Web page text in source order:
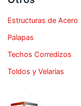
Estructuras de Acero
Palapas
Techos Corredizos
Toldos y Velarias